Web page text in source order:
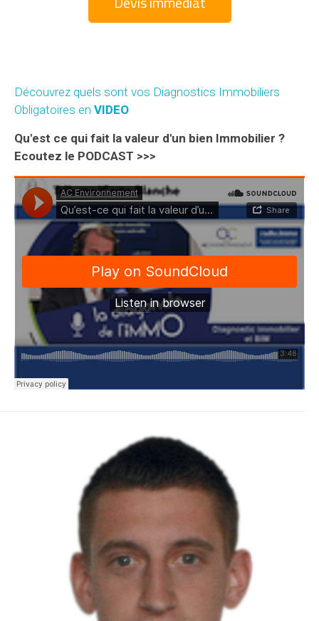
Découvrez quels sont vos Diagnostics Immobiliers
Obligatoires en VIDEO
Qu'est ce qui fait la valeur d'un bien Immobilier ?
Ecoutez le PODCAST >>>